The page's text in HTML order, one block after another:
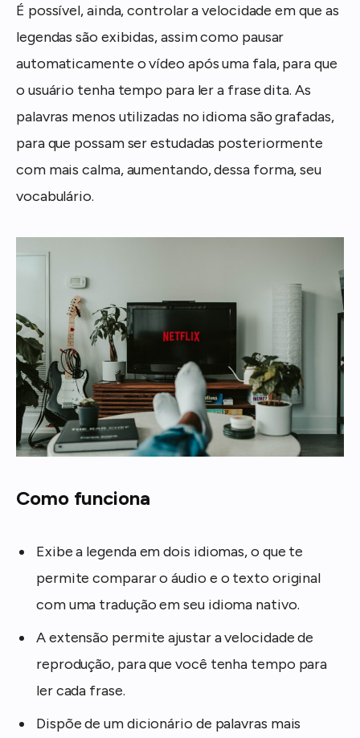
É possível, ainda, controlar a velocidade em que as
legendas são exibidas, assim como pausar
automaticamente o vídeo após uma fala, para que
o usuário tenha tempo para ler a frase dita. As
palavras menos utilizadas no idioma são grafadas,
para que possam ser estudadas posteriormente
com mais calma, aumentando, dessa forma, seu
vocabulário.
Como funciona
Exibe a legenda em dois idiomas, o que te
permite comparar o áudio e o texto original
com uma tradução em seu idioma nativo.
A extensão permite ajustar a velocidade de
reprodução, para que você tenha tempo para
ler cada frase.
Dispõe de um dicionário de palavras mais